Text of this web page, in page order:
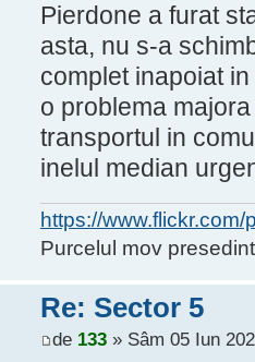
Pierdone a furat
asta, nu s-a
complet inapoiat
o problema
transportul in
inelul median
https://
Purcelul mov
Re: Sector 5
de 133» Sâm 05 Iun